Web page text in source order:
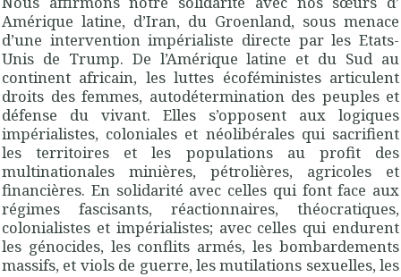
Amérique latine, d’Iran, du Groenland, sous menace
d’une intervention impérialiste directe par les Etats-
Unis de Trump. De l’Amérique latine et du Sud au
continent africain, les luttes écoféministes articulent
droits des femmes, autodétermination des peuples et
défense du vivant. Elles s’opposent aux logiques
impérialistes, coloniales et néolibérales qui sacrifient
les territoires et les populations au profit des
multinationales minières, pétrolières, agricoles et
financières. En solidarité avec celles qui font face aux
régimes fascisants, réactionnaires, théocratiques,
colonialistes et impérialistes; avec celles qui endurent
les génocides, les conflits armés, les bombardements
massifs, et viols de guerre, les mutilations sexuelles, les